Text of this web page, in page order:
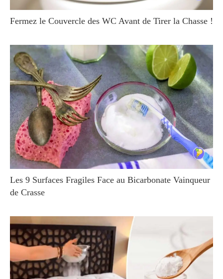
Fermez le Couvercle des WC Avant de Tirer la Chasse !
Les 9 Surfaces Fragiles Face au Bicarbonate Vainqueur
de Crasse